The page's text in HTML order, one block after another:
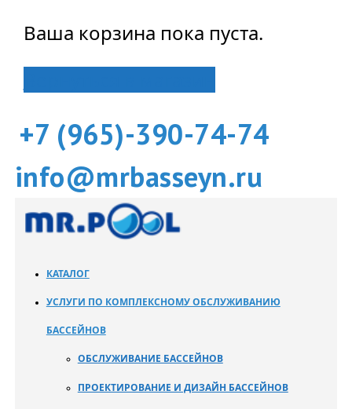
Ваша корзина пока пуста.
+7 (965)-390-74-74
info@mrbasseyn.ru
КАТАЛОГ
УСЛУГИ ПО КОМПЛЕКСНОМУ ОБСЛУЖИВАНИЮ
БАССЕЙНОВ
ОБСЛУЖИВАНИЕ БАССЕЙНОВ
ПРОЕКТИРОВАНИЕ И ДИЗАЙН БАССЕЙНОВ